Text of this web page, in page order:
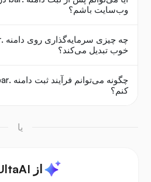
وب‌سایت باشم؟
خوب تبدیل می‌کند؟
کنم؟
یا
از UltaAI بپرسید